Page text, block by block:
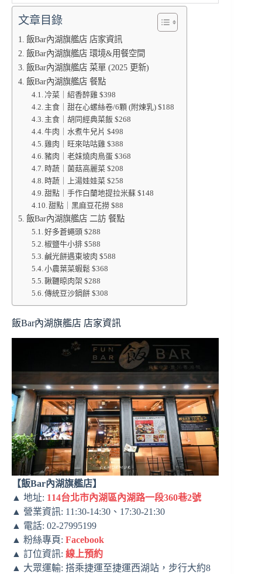
文章目錄
飯Bar內湖旗艦店 店家資訊
飯Bar內湖旗艦店 環境&用餐空間
飯Bar內湖旗艦店 菜單 (2025 更新)
飯Bar內湖旗艦店 餐點
冷菜｜紹香醉雞 $398
主食｜甜在心螺絲卷/6顆 (附煉乳) $188
主食｜胡同經典菜飯 $268
牛肉｜水煮牛兒片 $498
雞肉｜旺來咕咕雞 $388
豬肉｜老妹燒肉鳥蛋 $368
時蔬｜菌菇高麗菜 $208
時蔬｜上湯娃娃菜 $258
甜點｜手作白蘭地提拉米蘇 $148
甜點｜黑麻豆花撈 $88
飯Bar內湖旗艦店 二訪 餐點
好多蒼蠅頭 $288
椒鹽牛小排 $588
鹹光餅遇東坡肉 $588
小農葉菜蝦鬆 $368
鞦韆晾肉架 $288
傳統豆沙鍋餅 $308
飯Bar內湖旗艦店 店家資訊
【飯Bar內湖旗艦店】
▲ 地址: 114台北市內湖區內湖路一段360巷2號
▲ 營業資訊: 11:30-14:30、17:30-21:30
▲ 電話: 02-27995199
▲ 粉絲專頁: Facebook
▲ 訂位資訊: 線上預約
▲ 大眾運輸: 搭乘捷運至捷運西湖站，步行大約8